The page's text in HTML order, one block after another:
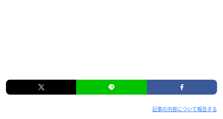
記事の内容について報告する